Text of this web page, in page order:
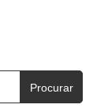
Procurar